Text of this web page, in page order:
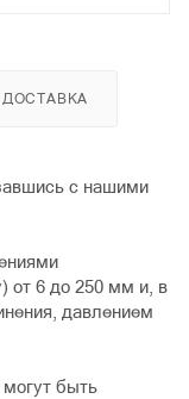
ДОСТАВКА
с нашими
от 6 до 250 мм и, в
давлением
быть